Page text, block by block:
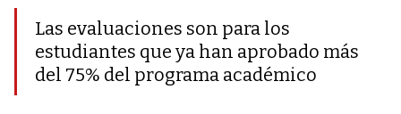
Las evaluaciones son para los
estudiantes que ya han aprobado más
del 75% del programa académico